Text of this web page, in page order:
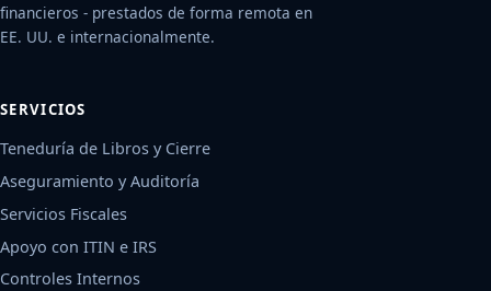
financieros - prestados de forma remota en
EE. UU. e internacionalmente.
SERVICIOS
Teneduría de Libros y Cierre
Aseguramiento y Auditoría
Servicios Fiscales
Apoyo con ITIN e IRS
Controles Internos